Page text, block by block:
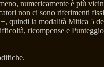
numericamente è più
non ci sono riferimenti
quindi la modalità Mitica 5
ricompense e Punteggio